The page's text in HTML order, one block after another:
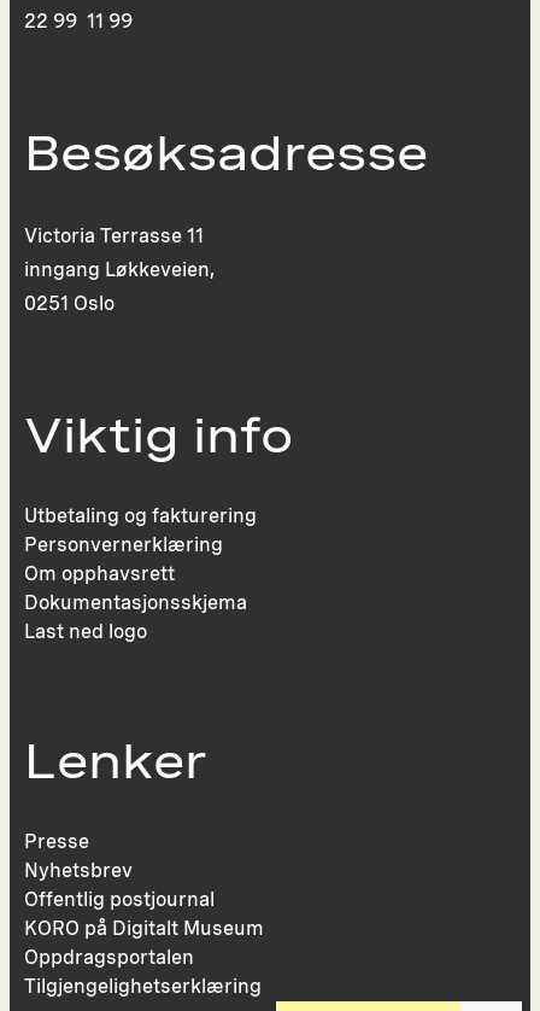
22 99 11 99
Besøksadresse
Victoria Terrasse 11
inngang Løkkeveien,
0251 Oslo
Viktig info
Utbetaling og fakturering
Personvernerklæring
Om opphavsrett
Dokumentasjonsskjema
Last ned logo
Lenker
Presse
Nyhetsbrev
Offentlig postjournal
KORO på Digitalt Museum
Oppdragsportalen
Tilgjengelighetserklæring